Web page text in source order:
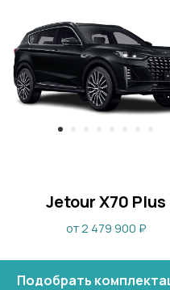
Jetour X70 Plus
от 2 479 900 ₽
Подобрать